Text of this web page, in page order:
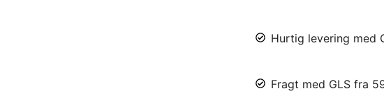
Hurtig levering med
Fragt med GLS fra